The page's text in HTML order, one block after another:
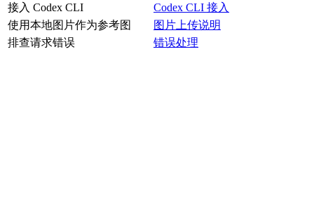
接入 Codex CLI
Codex CLI 接入
使用本地图片作为参考图
图片上传说明
排查请求错误
错误处理